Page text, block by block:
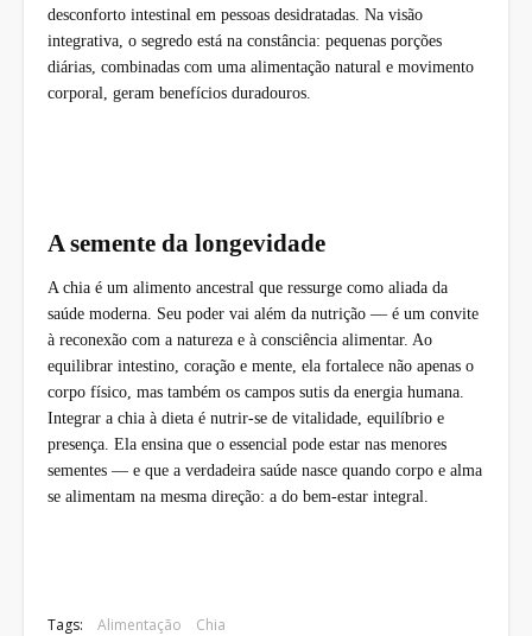
desconforto intestinal em pessoas desidratadas. Na visão
integrativa, o segredo está na constância: pequenas porções
diárias, combinadas com uma alimentação natural e movimento
corporal, geram benefícios duradouros.
A semente da longevidade
A chia é um alimento ancestral que ressurge como aliada da
saúde moderna. Seu poder vai além da nutrição — é um convite
à reconexão com a natureza e à consciência alimentar. Ao
equilibrar intestino, coração e mente, ela fortalece não apenas o
corpo físico, mas também os campos sutis da energia humana.
Integrar a chia à dieta é nutrir-se de vitalidade, equilíbrio e
presença. Ela ensina que o essencial pode estar nas menores
sementes — e que a verdadeira saúde nasce quando corpo e alma
se alimentam na mesma direção: a do bem-estar integral.
Tags: Alimentação Chia